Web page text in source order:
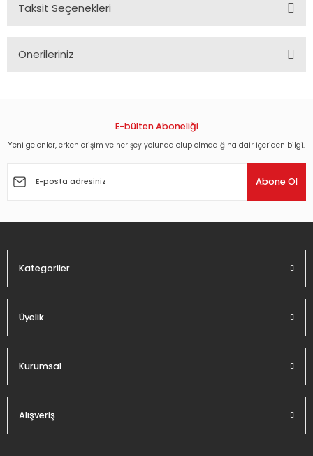
Taksit Seçenekleri
Önerileriniz
Görüş ve önerileriniz için teşekkür ederiz.
Ürün açıklamasında eksik bilgiler bulunuyor.
E-bülten Aboneliği
Yeni gelenler, erken erişim ve her şey yolunda olup olmadığına dair içeriden bilgi.
Abone Ol
Kategoriler
Üyelik
Kurumsal
Alışveriş